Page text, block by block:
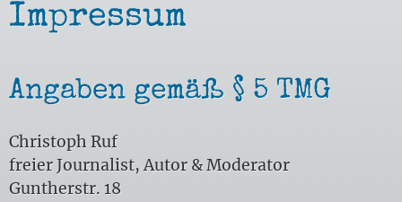
Impressum
Angaben gemäß § 5 TMG
Christoph Ruf
freier Journalist, Autor & Moderator
Guntherstr. 18